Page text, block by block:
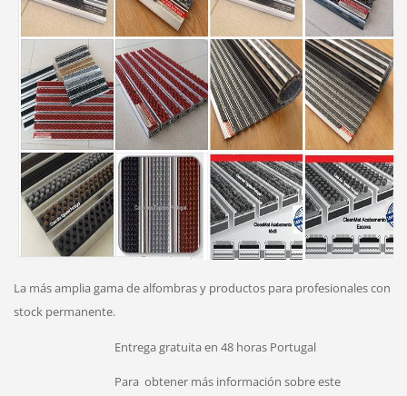
La más amplia gama de alfombras y productos para profesionales con
stock permanente.
Entrega gratuita en 48 horas Portugal
Para obtener más información sobre este